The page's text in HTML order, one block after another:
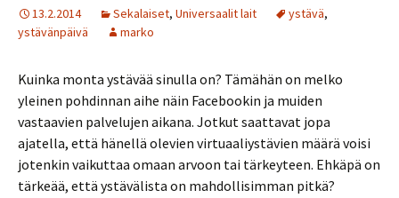
13.2.2014 Sekalaiset, Universaalit lait ystävä,
ystävänpäivä
marko
Kuinka monta ystävää sinulla on? Tämähän on melko
yleinen pohdinnan aihe näin Facebookin ja muiden
vastaavien palvelujen aikana. Jotkut saattavat jopa
ajatella, että hänellä olevien virtuaaliystävien määrä voisi
jotenkin vaikuttaa omaan arvoon tai tärkeyteen. Ehkäpä on
tärkeää, että ystävälista on mahdollisimman pitkä?